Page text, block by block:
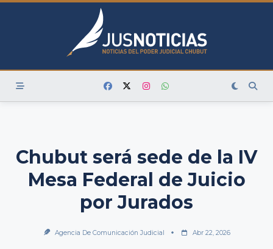
Skip
Chubut será sede de la IV
Mesa Federal de Juicio
por Jurados
Agencia De Comunicación Judicial Abr 22, 2026